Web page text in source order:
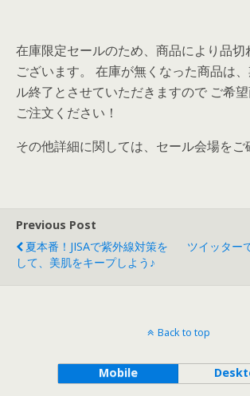
在庫限定セールのため、商品により品
ございます。 在庫が無くなった商品は
ル終了とさせていただきますので ご希
ご注文ください！
その他詳細に関しては、セール会場をご
Previous Post
夏本番！JISAで紫外線対策を
して、美肌をキープしよう♪
ツイッター
Back to top
Mobile